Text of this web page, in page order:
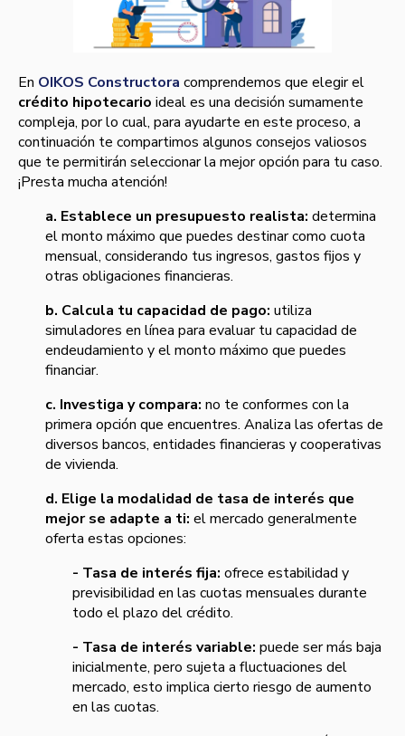
En OIKOS Constructora comprendemos que elegir el
crédito hipotecario ideal es una decisión sumamente
compleja, por lo cual, para ayudarte en este proceso, a
continuación te compartimos algunos consejos valiosos
que te permitirán seleccionar la mejor opción para tu caso.
¡Presta mucha atención!
a. Establece un presupuesto realista: determina
el monto máximo que puedes destinar como cuota
mensual, considerando tus ingresos, gastos fijos y
otras obligaciones financieras.
b. Calcula tu capacidad de pago: utiliza
simuladores en línea para evaluar tu capacidad de
endeudamiento y el monto máximo que puedes
financiar.
c. Investiga y compara: no te conformes con la
primera opción que encuentres. Analiza las ofertas de
diversos bancos, entidades financieras y cooperativas
de vivienda.
d. Elige la modalidad de tasa de interés que
mejor se adapte a ti: el mercado generalmente
oferta estas opciones:
- Tasa de interés fija: ofrece estabilidad y
previsibilidad en las cuotas mensuales durante
todo el plazo del crédito.
- Tasa de interés variable: puede ser más baja
inicialmente, pero sujeta a fluctuaciones del
mercado, esto implica cierto riesgo de aumento
en las cuotas.